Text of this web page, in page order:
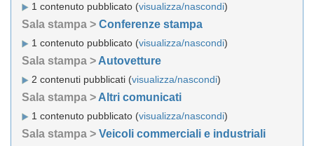
1 contenuto pubblicato (visualizza/nascondi)
Sala stampa > Conferenze stampa
1 contenuto pubblicato (visualizza/nascondi)
Sala stampa > Autovetture
2 contenuti pubblicati (visualizza/nascondi)
Sala stampa > Altri comunicati
1 contenuto pubblicato (visualizza/nascondi)
Sala stampa > Veicoli commerciali e industriali